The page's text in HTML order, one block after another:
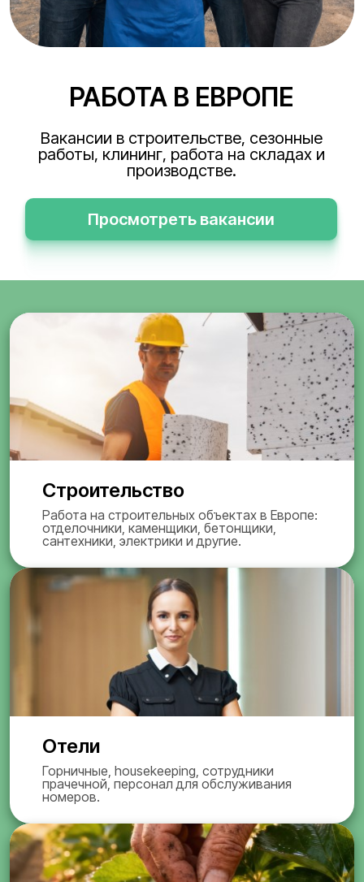
РАБОТА В ЕВРОПЕ
Вакансии в строительстве, сезонные
работы, клининг, работа на складах и
производстве.
Просмотреть вакансии
Строительство
Работа на строительных объектах в Европе:
отделочники, каменщики, бетонщики,
сантехники, электрики и другие.
Отели
Горничные, housekeeping, сотрудники
прачечной, персонал для обслуживания
номеров.